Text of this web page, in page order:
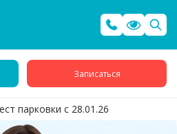
Записаться
парковки с 28.01.26